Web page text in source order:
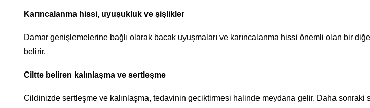
Karıncalanma hissi, uyuşukluk ve şişlikler
Damar genişlemelerine bağlı olarak bacak uyuşmaları ve karıncalanma hissi önemli olan bir
belirir.
Ciltte beliren kalınlaşma ve sertleşme
Cildinizde sertleşme ve kalınlaşma, tedavinin geciktirmesi halinde meydana gelir. Daha